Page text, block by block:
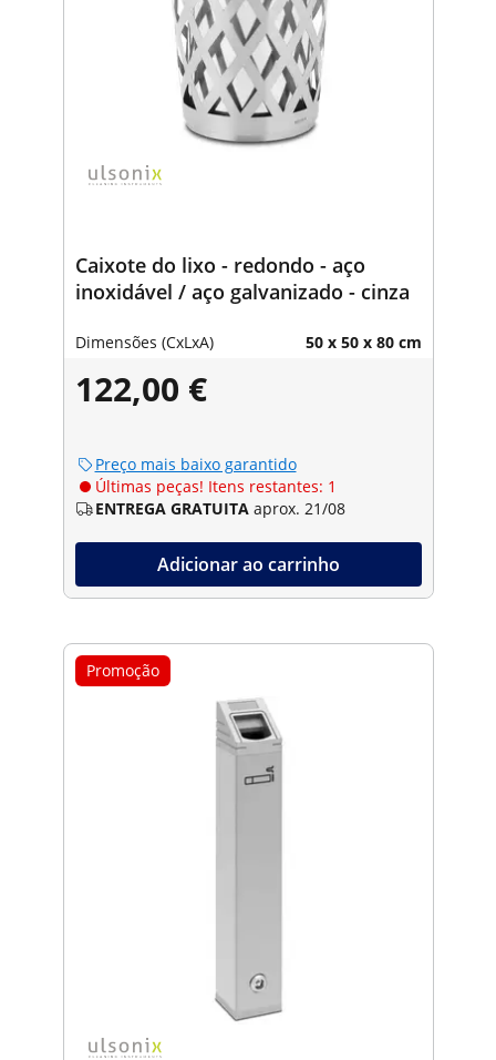
Caixote do lixo - redondo - aço
inoxidável / aço galvanizado - cinza
Dimensões (CxLxA) 50 x 50 x 80 cm
122,00 €
Preço mais baixo garantido
Últimas peças! Itens restantes: 1
ENTREGA GRATUITA aprox. 21/08
Adicionar ao carrinho
Promoção